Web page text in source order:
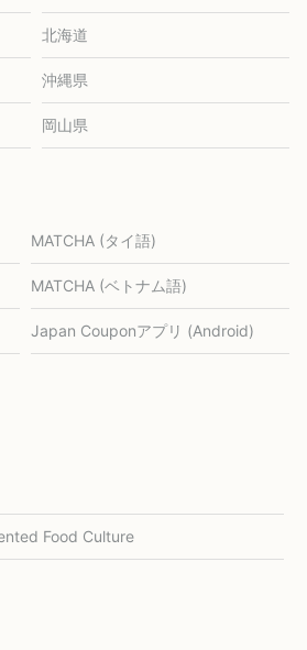
北海道
沖縄県
岡山県
MATCHA (タイ語)
MATCHA (ベトナム語)
Japan Couponアプリ (Android)
Food Culture